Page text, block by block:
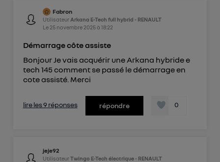
Fabron
Utilisateur Arkana E-Tech full hybrid - RENAULT
Le 25 novembre 2025à 18:22
Démarrage côte assiste
Bonjour Je vais acquérir une Arkana hybride e
tech 145 comment se passé le démarrage en
cote assisté. Merci
lire les 9 réponses répondre 0
jeje92
UtilisateurTwingo E-Tech électrique - RENAULT